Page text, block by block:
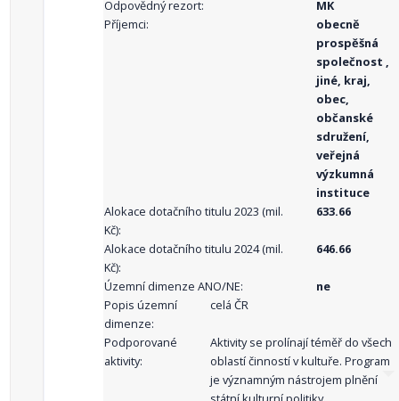
Odpovědný rezort:
MK
Příjemci:
obecně
prospěšná
společnost ,
jiné, kraj,
obec,
občanské
sdružení,
veřejná
výzkumná
instituce
Alokace dotačního titulu 2023 (mil.
Kč):
633.66
Alokace dotačního titulu 2024 (mil.
Kč):
646.66
Územní dimenze ANO/NE:
ne
Popis územní
dimenze:
celá ČR
Podporované
aktivity:
Aktivity se prolínají téměř do všech
oblastí činností v kultuře. Program
je významným nástrojem plnění